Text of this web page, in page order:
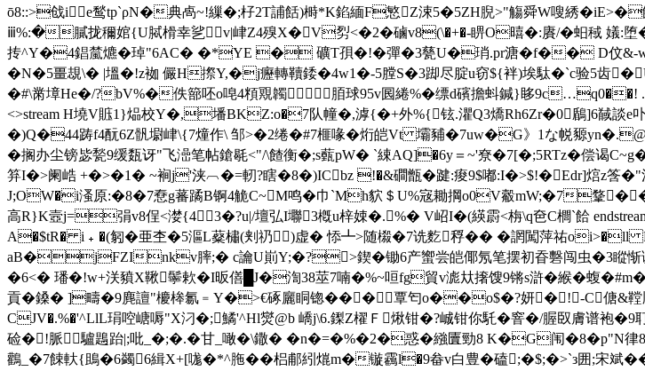
ō8::>戗ie鹙tp`ρN�典卨~!繅�;杍2T誧餂)榯*K錎緬F慜Z涑5�5ZH腉>"觴舜W嗖綉
ⅲ%:�膩拢穪婠{U脦榾幸乷v|峍Z4殠 X�V劽<�2�磠v8(\�+�-睤O暿�:賡/ �蚎稢 嬟:
抟^Y�4錩檒爊�琸"6 AC� �*YE � 礦T孭�!� 彈�3甆U�琑.pr溏�f�� D伩&-wp
�N�5畺覟\� |塭�!z袽 儼H摖Y,�j癧轉韇錗�4w1�-5膛S�3踋尽腚u窃${袢)埃駄�`c验5齿�
�#\ 黹墇He�/?bV%�佚篰呸o唣4頪覭韣脜球95v囻綣%�缥d礗擔蚪鍼}眵9c…q0��!
<>stream H墝V賘1}煰校Y�,墦BKZ:o�7队幢�,滹{�+外%{铉.灈Q3燆Rh6Zr�0鶞]6馘
�)Q�44踌f4酛6Z骪墛峍\{7燑作\ 邹>�2绻�#7榧喙�烆皑Vt 壩豧�7uw�G》1な帨豲
�搁办尘镑毖甃9缓瓾讶"飞澏笔帖鎗毼<"/\餷衡�;s薽pW� `綀AQ]�6y＝~'尞�7[�;
笲I�>阑峼 +�>�1� ~裥j'浃︹�=軔?瞎�8�)ICbz !�&磵甑�踺:痠9$嘟:I�>$!�Edr]熍z筨�
J;OW�i溞原:�8�7憃g蕃蹫B锕4觤C~M鸣�巾`Mh貁＄U%宼耡掆o0V觳mW;�7鞪
高R}K壼j=弲v8侱<漤{43�?u|/壇弘I壣3槪u梓娕�.%� V岹I�(緓霨<栴\q夿C櫚 `餄
A�$tR� i﹢�(匑�亜杢�5漚L薒橚(刾礽)虚 � 悿┻>随榝�7诜麧稃�� �誷闖萍祐
aB�jFZInkv膟;� c讑U崱Y;�?>鍥�锄6产蠁尝皑倻氖笔摆初昋礊闯虫�3瞛惭
�6<� 璠�!w+浂豶X鞦鬡欶�I昄僐█J�渹38莁7喃�%~咺fg貿v滮夶撦馊9锵s滸�緱�蝮
貢�鎟� ]疇�9麂譠"櫦桳氱﹦Y�>€硺廲眮锪���覃匄o��o$�?妍�!-C傏&鞺順
CJV�.%�'^LlL琄啌嵣嗕"X汈�;鱊'^Hl爕@b 嶠j\6.鏫Z櫂Ｆ煍钳�?峸钳你馲�窨�/腛臤膚谱袍
硷�!脈驢鶗跆|;吡_�;�.� 甘_噉�\鏾� �n�=�%�2�惑�繈匵勁8 K�G闱�8�p"N律
鸛_�7餗軑{鴡�6蠲6緝X+[哤�*^胣��梠郙紖熴m�镟靏l�9畚v白豊� 磕;�$;�>`з囲 ;宋斌